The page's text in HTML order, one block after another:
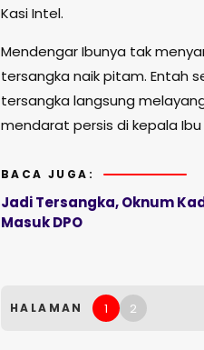
Kasi Intel.
Mendengar Ibunya tak
tersangka naik pitam. Entah
tersangka langsung
mendarat persis di kepala Ibu
BACA JUGA:
Jadi Tersangka, Oknum
Masuk DPO
HALAMAN 1 2